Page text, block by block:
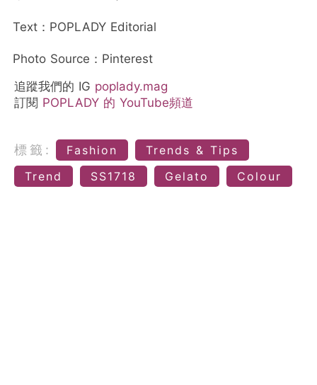
Text：POPLADY Editorial
Photo Source：Pinterest
追蹤我們的 IG poplady.mag
訂閱 POPLADY 的 YouTube頻道
標籤: Fashion
Trends & Tips
Trend
SS1718 Gelato Colour